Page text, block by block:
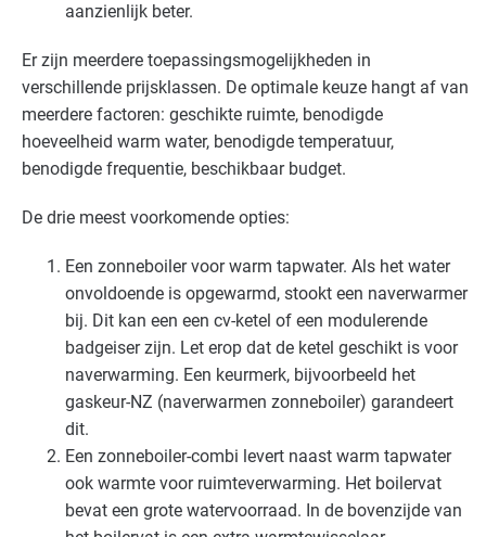
Voedingsindustrie - overig
Voedingsindustrie - vlees Gevorderd
Voedingsindustrie - zoetwaren Gevorderd
Zorg - dierenartsen Basis
Zorg - eerstelijns Gevorderd
Zorg - kinderdagverblijven Gevorderd
Zorg - ziekenhuizen Gevorderd
Zorg - zorginstellingen Basis
aanzienlijk beter.
Er zijn meerdere toepassingsmogelijkheden in
verschillende prijsklassen. De optimale keuze hangt af van
meerdere factoren: geschikte ruimte, benodigde
hoeveelheid warm water, benodigde temperatuur,
benodigde frequentie, beschikbaar budget.
De drie meest voorkomende opties:
Een zonneboiler voor warm tapwater. Als het water
onvoldoende is opgewarmd, stookt een naverwarmer
bij. Dit kan een een cv-ketel of een modulerende
badgeiser zijn. Let erop dat de ketel geschikt is voor
naverwarming. Een keurmerk, bijvoorbeeld het
gaskeur-NZ (naverwarmen zonneboiler) garandeert
dit.
Een zonneboiler-combi levert naast warm tapwater
ook warmte voor ruimteverwarming. Het boilervat
bevat een grote watervoorraad. In de bovenzijde van